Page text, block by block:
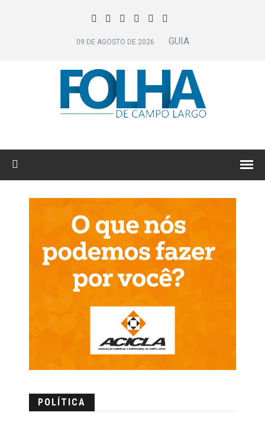
09 DE AGOSTO DE 2026 GUIA
POLÍTICA